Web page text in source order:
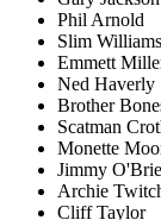
Phil Arnold
Slim Williams
Emmett
Ned Haverly
Brother
Scatman
Monette
Jimmy
Archie
Cliff Taylor